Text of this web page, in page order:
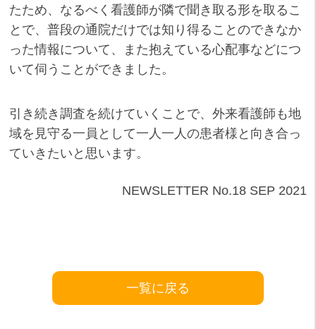
たため、なるべく看護師が隣で聞き取る形を取るこ
とで、普段の通院だけでは知り得ることのできなか
った情報について、また抱えている心配事などにつ
いて伺うことができました。
引き続き調査を続けていくことで、外来看護師も地
域を見守る一員として一人一人の患者様と向き合っ
ていきたいと思います。
NEWSLETTER No.18 SEP 2021
一覧に戻る